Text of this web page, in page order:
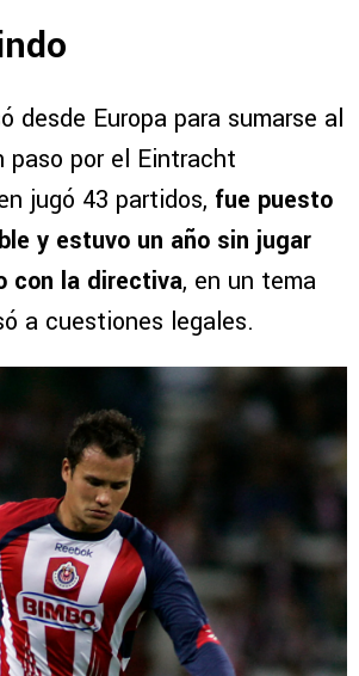
desde Europa para sumarse al
paso por el Eintracht
jugó 43 partidos, fue puesto
y estuvo un año sin jugar
con la directiva, en un tema
a cuestiones legales.